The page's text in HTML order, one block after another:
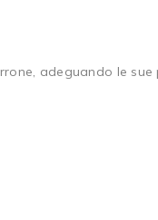
adeguando le